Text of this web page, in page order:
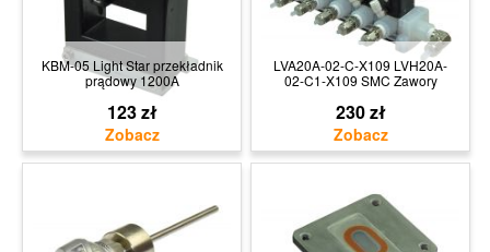
KBM-05 Light Star przekładnik
prądowy 1200A
123 zł
LVA20A-02-C-X109 LVH20A-
02-C1-X109 SMC Zawory
230 zł